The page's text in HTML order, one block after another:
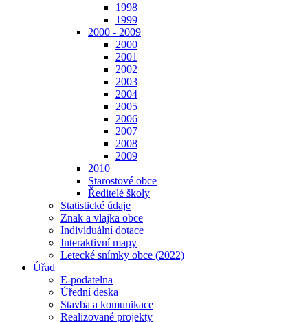
1998
1999
2000 - 2009
2000
2001
2002
2003
2004
2005
2006
2007
2008
2009
2010
Starostové obce
Ředitelé školy
Statistické údaje
Znak a vlajka obce
Individuální dotace
Interaktivní mapy
Letecké snímky obce (2022)
Úřad
E-podatelna
Úřední deska
Stavba a komunikace
Realizované projekty